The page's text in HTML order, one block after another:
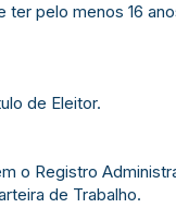
ter pelo menos 16
de Eleitor.
o Registro
de Trabalho.